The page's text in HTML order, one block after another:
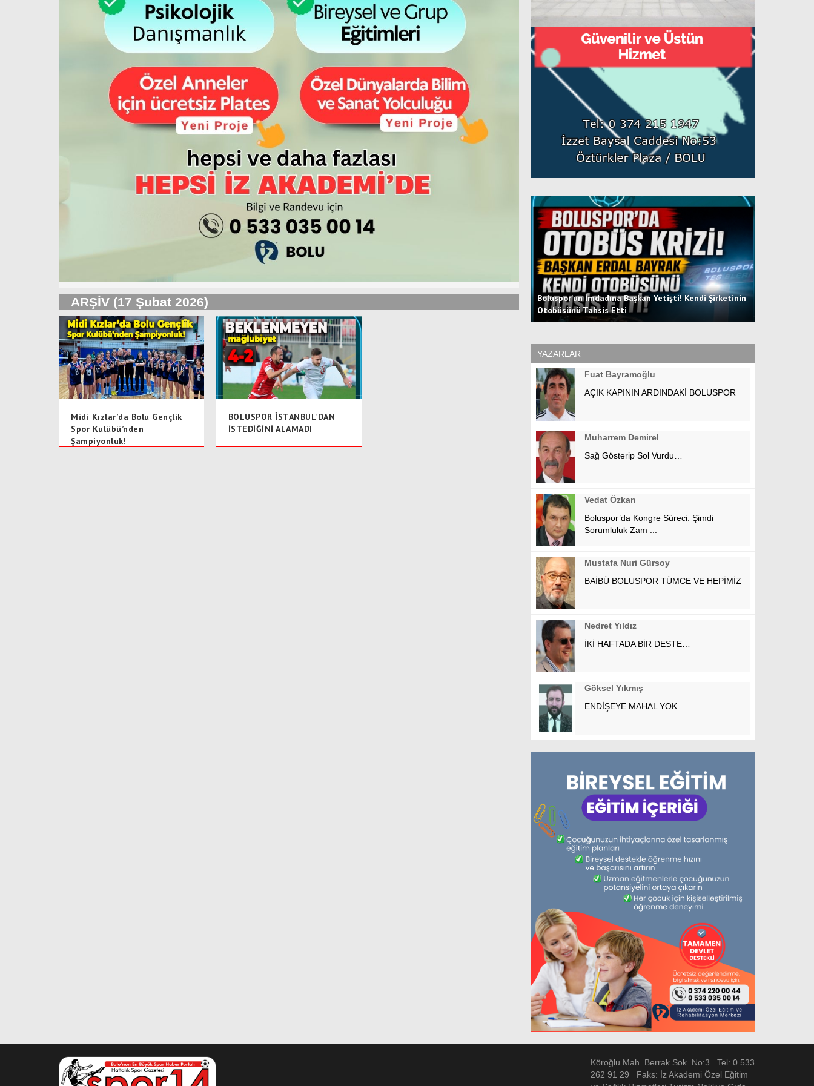
ARŞİV (17 Şubat 2026)
Midi Kızlar’da Bolu Gençlik
Spor Kulübü’nden
Şampiyonluk!
BOLUSPOR İSTANBUL'DAN
İSTEDİĞİNİ ALAMADI
Boluspor'un İmdadına Başkan Yetişti! Kendi Şirketinin
Otobüsünü Tahsis Etti
YAZARLAR
Fuat Bayramoğlu
AÇIK KAPININ ARDINDAKİ BOLUSPOR
Muharrem Demirel
Sağ Gösterip Sol Vurdu…
Vedat Özkan
Boluspor’da Kongre Süreci: Şimdi
Sorumluluk Zam ...
Mustafa Nuri Gürsoy
BAİBÜ BOLUSPOR TÜMCE VE HEPİMİZ
Nedret Yıldız
İKİ HAFTADA BİR DESTE…
Göksel Yıkmış
ENDİŞEYE MAHAL YOK
Köroğlu Mah. Berrak Sok. No:3 Tel: 0 533
262 91 29 Faks: İz Akademi Özel Eğitim